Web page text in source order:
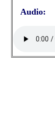
Audio: